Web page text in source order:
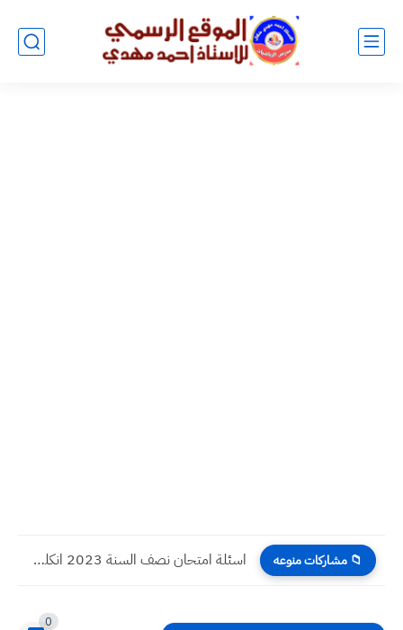
📁 مشاركات منوعه اسئلة امتحان نصف السنة 2023 انكليزي صف الثاني المتوسط مع...
0